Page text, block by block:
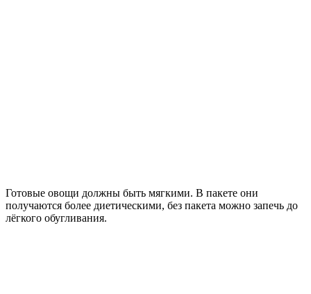
Готовые овощи должны быть мягкими. В пакете они
получаются более диетическими, без пакета можно запечь до
лёгкого обугливания.